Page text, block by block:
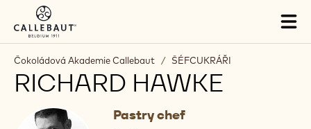
Skip to main content
Čokoládová Akademie Callebaut / ŠÉFCUKRÁŘI
RICHARD HAWKE
Pastry chef